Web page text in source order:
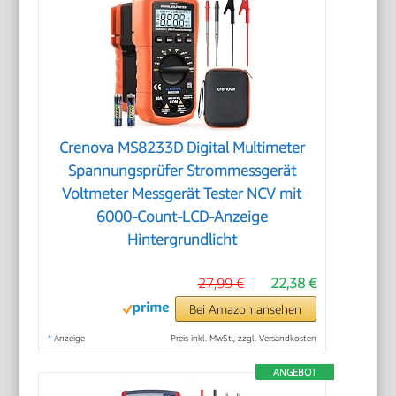
Crenova MS8233D Digital Multimeter
Spannungsprüfer Strommessgerät
Voltmeter Messgerät Tester NCV mit
6000-Count-LCD-Anzeige
Hintergrundlicht
22,38 €
27,99 €
Bei Amazon ansehen
* Anzeige Preis inkl. MwSt., zzgl. Versandkosten
ANGEBOT